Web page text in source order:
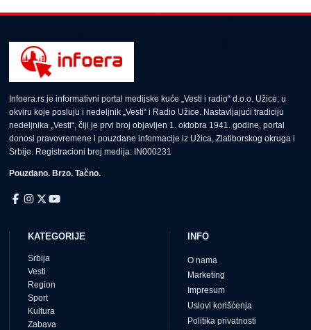
Infoera.rs je informativni portal medijske kuće „Vesti i radio“ d.o.o. Užice, u
okviru koje posluju i nedeljnik „Vesti“ i Radio Užice. Nastavljajući tradiciju
nedeljnika „Vesti“, čiji je prvi broj objavljen 1. oktobra 1941. godine, portal
donosi pravovremene i pouzdane informacije iz Užica, Zlatiborskog okruga i
Srbije. Registracioni broj medija: IN000231
Pouzdano. Brzo. Tačno.
KATEGORIJE
Srbija
Vesti
Region
Sport
Kultura
Zabava
INFO
O nama
Marketing
Impresum
Uslovi korišćenja
Politika privatnosti